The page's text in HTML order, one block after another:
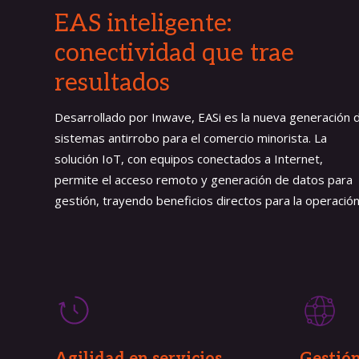
EAS inteligente:
conectividad que trae
resultados
Desarrollado por Inwave, EASi es la nueva generación
sistemas antirrobo para el comercio minorista. La
solución IoT, con equipos conectados a Internet,
permite el acceso remoto y generación de datos para
gestión, trayendo beneficios directos para la